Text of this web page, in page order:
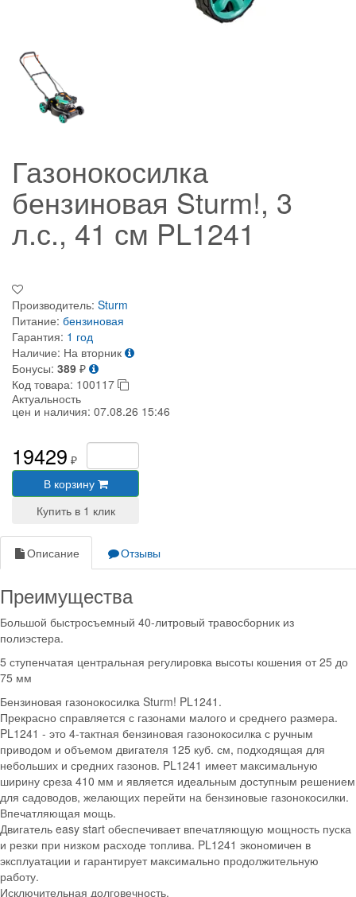
Газонокосилка
бензиновая Sturm!, 3
л.с., 41 см PL1241
Производитель: Sturm
Питание: бензиновая
Гарантия: 1 год
Наличие: На вторник
Бонусы: 389 ₽
Код товара: 100117
Актуальность
цен и наличия: 07.08.26 15:46
19429 ₽
В корзину
Описание Отзывы
Преимущества
Большой быстросъемный 40-литровый травосборник из
полиэстера.
5 ступенчатая центральная регулировка высоты кошения от 25 до
75 мм
Бензиновая газонокосилка Sturm! PL1241.
Прекрасно справляется с газонами малого и среднего размера.
PL1241 - это 4-тактная бензиновая газонокосилка с ручным
приводом и объемом двигателя 125 куб. см, подходящая для
небольших и средних газонов. PL1241 имеет максимальную
ширину среза 410 мм и является идеальным доступным решением
для садоводов, желающих перейти на бензиновые газонокосилки.
Впечатляющая мощь.
Двигатель easy start обеспечивает впечатляющую мощность пуска
и резки при низком расходе топлива. PL1241 экономичен в
эксплуатации и гарантирует максимально продолжительную
работу.
Исключительная долговечность.